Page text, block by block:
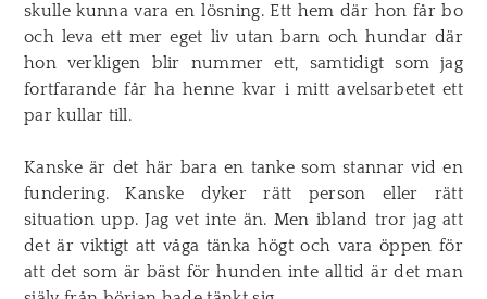
skulle kunna vara en lösning. Ett hem där hon får bo
och leva ett mer eget liv utan barn och hundar där
hon verkligen blir nummer ett, samtidigt som jag
fortfarande får ha henne kvar i mitt avelsarbetet ett
par kullar till.
Kanske är det här bara en tanke som stannar vid en
fundering. Kanske dyker rätt person eller rätt
situation upp. Jag vet inte än. Men ibland tror jag att
det är viktigt att våga tänka högt och vara öppen för
att det som är bäst för hunden inte alltid är det man